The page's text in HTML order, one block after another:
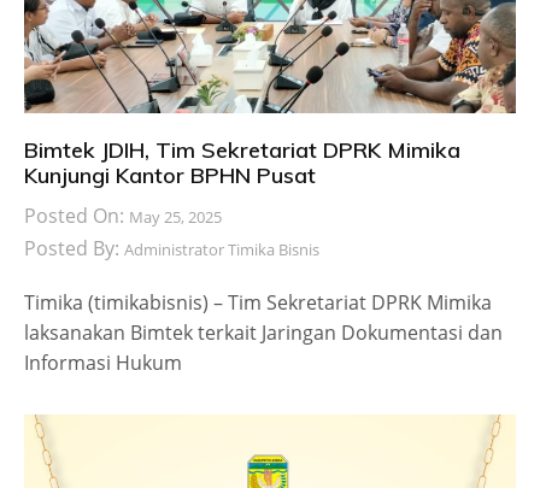
Bimtek JDIH, Tim Sekretariat DPRK Mimika
Kunjungi Kantor BPHN Pusat
Posted On: May 25, 2025
Posted By: Administrator Timika Bisnis
Timika (timikabisnis) – Tim Sekretariat DPRK Mimika
laksanakan Bimtek terkait Jaringan Dokumentasi dan
Informasi Hukum